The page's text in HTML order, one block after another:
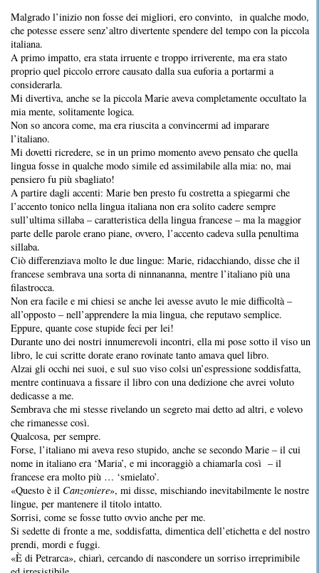
Malgrado l’inizio non fosse dei migliori, ero convinto, in qualche modo,
che potesse essere senz’altro divertente spendere del tempo con la piccola
italiana.
A primo impatto, era stata irruente e troppo irriverente, ma era stato
proprio quel piccolo errore causato dalla sua euforia a portarmi a
considerarla.
Mi divertiva, anche se la piccola Marie aveva completamente occultato la
mia mente, solitamente logica.
Non so ancora come, ma era riuscita a convincermi ad imparare
l’italiano.
Mi dovetti ricredere, se in un primo momento avevo pensato che quella
lingua fosse in qualche modo simile ed assimilabile alla mia: no, mai
pensiero fu più sbagliato!
A partire dagli accenti: Marie ben presto fu costretta a spiegarmi che
l’accento tonico nella lingua italiana non era solito cadere sempre
sull’ultima sillaba – caratteristica della lingua francese – ma la maggior
parte delle parole erano piane, ovvero, l’accento cadeva sulla penultima
sillaba.
Ciò differenziava molto le due lingue: Marie, ridacchiando, disse che il
francese sembrava una sorta di ninnananna, mentre l’italiano più una
filastrocca.
Non era facile e mi chiesi se anche lei avesse avuto le mie difficoltà –
all’opposto – nell’apprendere la mia lingua, che reputavo semplice.
Eppure, quante cose stupide feci per lei!
Durante uno dei nostri innumerevoli incontri, ella mi pose sotto il viso un
libro, le cui scritte dorate erano rovinate tanto amava quel libro.
Alzai gli occhi nei suoi, e sul suo viso colsi un’espressione soddisfatta,
mentre continuava a fissare il libro con una dedizione che avrei voluto
dedicasse a me.
Sembrava che mi stesse rivelando un segreto mai detto ad altri, e volevo
che rimanesse così.
Qualcosa, per sempre.
Forse, l’italiano mi aveva reso stupido, anche se secondo Marie – il cui
nome in italiano era ‘Maria’, e mi incoraggiò a chiamarla così – il
francese era molto più … ‘smielato’.
«Questo è il Canzoniere», mi disse, mischiando inevitabilmente le nostre
lingue, per mantenere il titolo intatto.
Sorrisi, come se fosse tutto ovvio anche per me.
Si sedette di fronte a me, soddisfatta, dimentica dell’etichetta e del nostro
prendi, mordi e fuggi.
«È di Petrarca», chiarì, cercando di nascondere un sorriso irreprimibile